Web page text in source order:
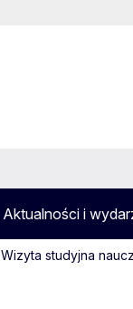
Aktualności i
Wizyta studyjna